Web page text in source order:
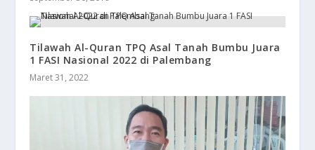
Tilawah Al-Quran TPQ Asal Tanah Bumbu Juara
1 FASI Nasional 2022 di Palembang
Maret 31, 2022